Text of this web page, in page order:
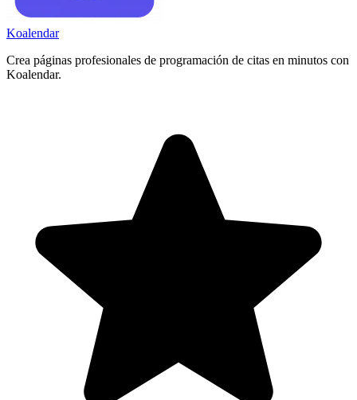
Koalendar
Crea páginas profesionales de programación de citas en minutos con
Koalendar.